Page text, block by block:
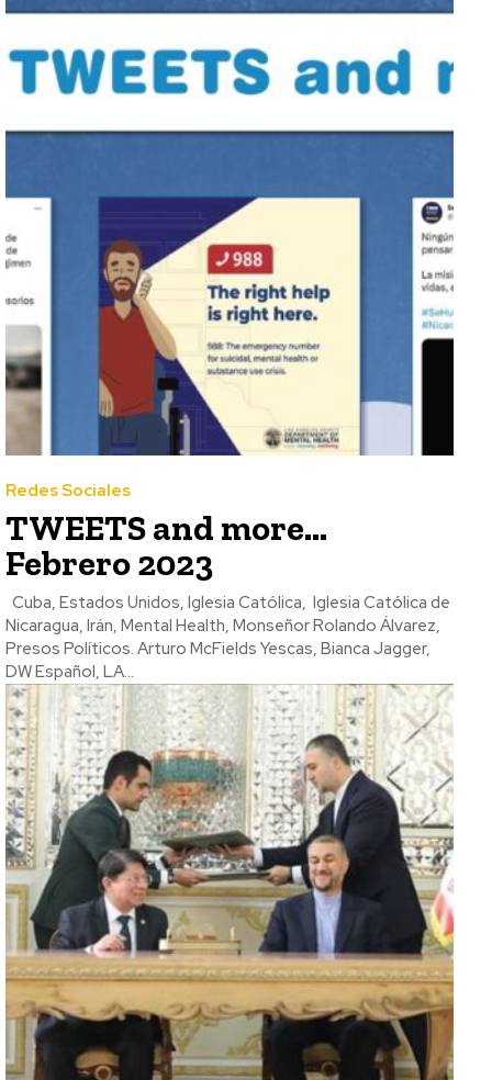
Redes Sociales
TWEETS and more…
Febrero 2023
Nicaragua, Irán, Mental Health, Monseñor Rolando Álvarez,
Presos Políticos. Arturo McFields Yescas, Bianca Jagger,
DW Español, LA...